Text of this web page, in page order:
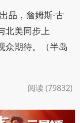
品，詹姆斯·古
北美同步上
众期待。（半岛
阅读 (79832)